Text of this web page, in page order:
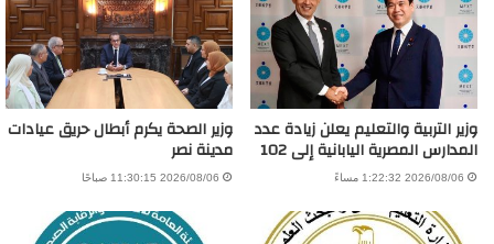
وزير التربية والتعليم يعلن زيادة عدد
المدارس المصرية اليابانية إلى 102
2026/08/06 1:22:32 مساءً
وزير الصحة يكرم أبطال حريق عيادات
مدينة نصر
2026/08/06 11:30:15 صباحًا